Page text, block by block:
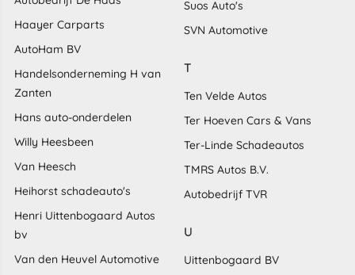
Haayer Carparts
AutoHam BV
Handelsonderneming H van
Zanten
Hans auto-onderdelen
Willy Heesbeen
Van Heesch
Heihorst schadeauto's
Henri Uittenbogaard Autos
bv
Van den Heuvel Automotive
Suos Auto's
SVN Automotive
T
Ten Velde Autos
Ter Hoeven Cars & Vans
Ter-Linde Schadeautos
TMRS Autos B.V.
Autobedrijf TVR
U
Uittenbogaard BV